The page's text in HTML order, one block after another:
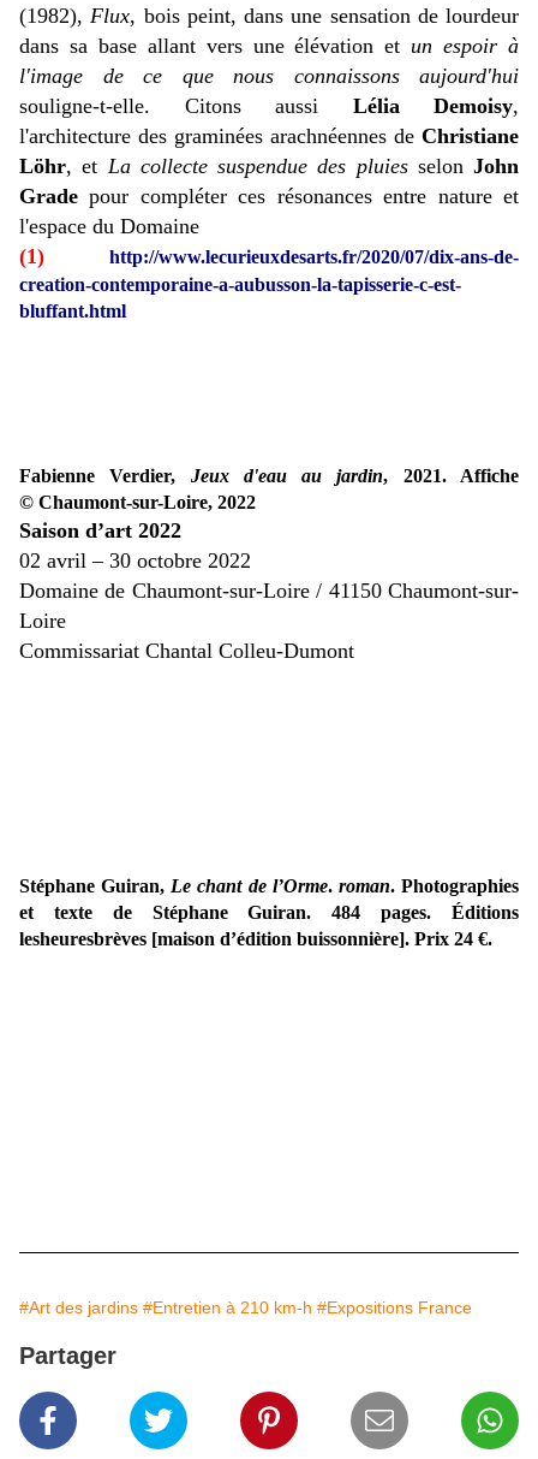
(1982),Flux, bois peint, dans une sensation de lourdeur
dans sa base allant vers une élévation et un espoir à
l'image de ce que nous connaissons aujourd'hui
souligne-t-elle. Citons aussi Lélia Demoisy,
l'architecture des graminées arachnéennes de Christiane
Löhr, et La collecte suspendue des pluiesselon John
Grade pour compléter ces résonances entre nature et
l'espace du Domaine
(1)
http://www.lecurieuxdesarts.fr/2020/07/dix-ans-de-
creation-contemporaine-a-aubusson-la-tapisserie-c-est-
bluffant.html
Fabienne Verdier, Jeux d'eau au jardin, 2021. Affiche
© Chaumont-sur-Loire, 2022
Saison d’art 2022
02 avril – 30 octobre 2022
Domaine de Chaumont-sur-Loire / 41150 Chaumont-sur-
Loire
Commissariat Chantal Colleu-Dumont
Stéphane Guiran, Le chant de l’Orme. roman. Photographies
et texte de Stéphane Guiran. 484 pages. Éditions
lesheuresbrèves [maison d’édition buissonnière]. Prix 24 €.
#Art des jardins #Entretien à 210 km-h #Expositions France
Partager